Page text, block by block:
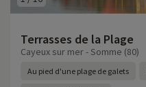
Terrasses de la Plage
Cayeux sur mer - Somme (80)
Au pied d'une plage de galets